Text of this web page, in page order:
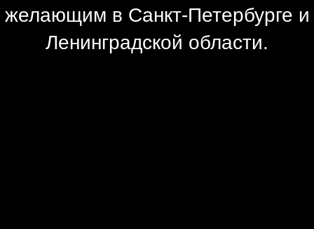
желающим в Санкт-Петербурге и
Ленинградской области.